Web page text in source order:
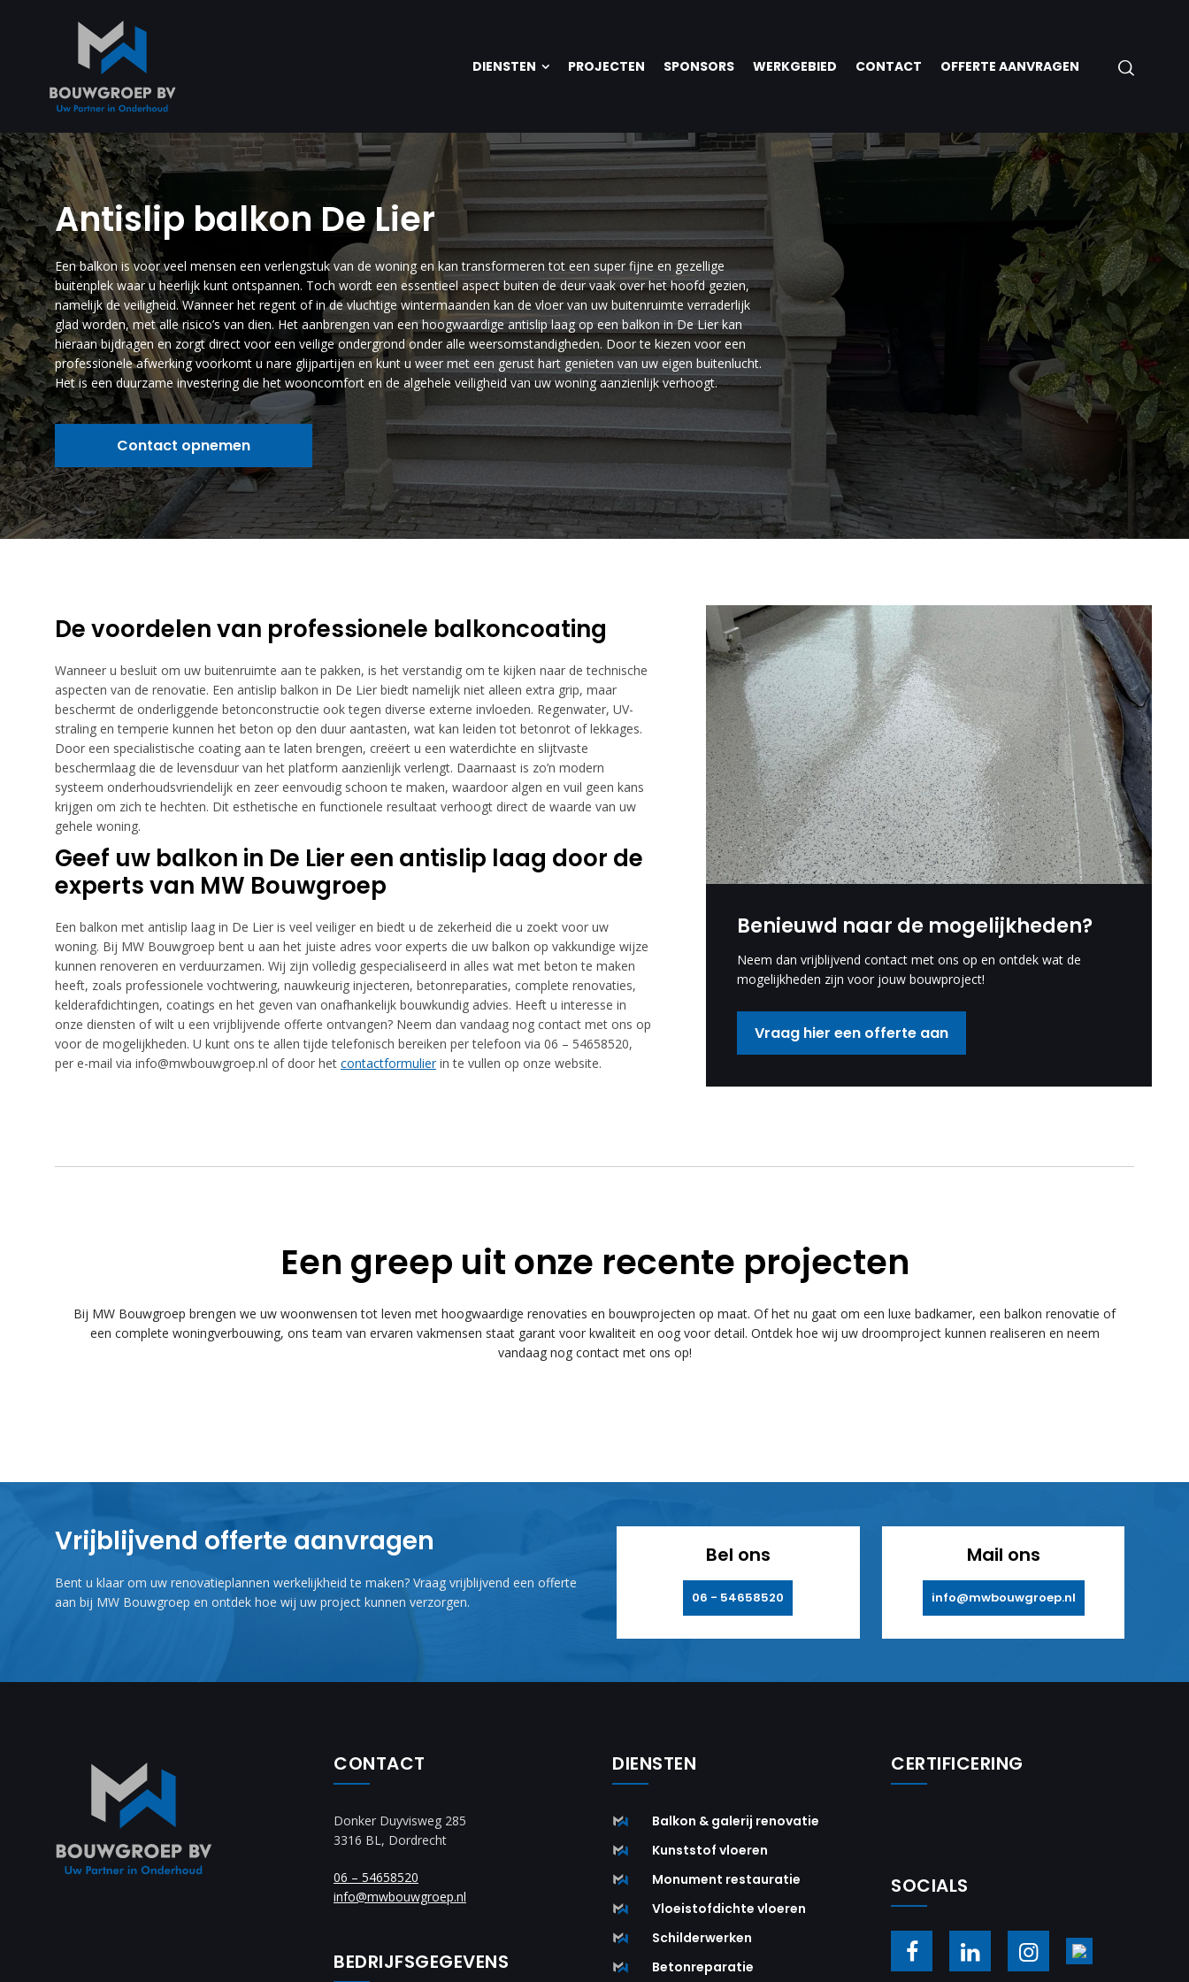
DIENSTEN PROJECTEN SPONSORS WERKGEBIED CONTACT OFFERTE AANVRAGEN
Antislip balkon De Lier
Een balkon is voor veel mensen een verlengstuk van de woning en kan transformeren tot een super fijne en gezellige
buitenplek waar u heerlijk kunt ontspannen. Toch wordt een essentieel aspect buiten de deur vaak over het hoofd gezien,
namelijk de veiligheid. Wanneer het regent of in de vluchtige wintermaanden kan de vloer van uw buitenruimte verraderlijk
glad worden, met alle risico’s van dien. Het aanbrengen van een hoogwaardige antislip laag op een balkon in De Lier kan
hieraan bijdragen en zorgt direct voor een veilige ondergrond onder alle weersomstandigheden. Door te kiezen voor een
professionele afwerking voorkomt u nare glijpartijen en kunt u weer met een gerust hart genieten van uw eigen buitenlucht.
Het is een duurzame investering die het wooncomfort en de algehele veiligheid van uw woning aanzienlijk verhoogt.
Contact opnemen
De voordelen van professionele balkoncoating
Wanneer u besluit om uw buitenruimte aan te pakken, is het verstandig om te kijken naar de technische
aspecten van de renovatie. Een antislip balkon in De Lier biedt namelijk niet alleen extra grip, maar
beschermt de onderliggende betonconstructie ook tegen diverse externe invloeden. Regenwater, UV-
straling en temperie kunnen het beton op den duur aantasten, wat kan leiden tot betonrot of lekkages.
Door een specialistische coating aan te laten brengen, creëert u een waterdichte en slijtvaste
beschermlaag die de levensduur van het platform aanzienlijk verlengt. Daarnaast is zo’n modern
systeem onderhoudsvriendelijk en zeer eenvoudig schoon te maken, waardoor algen en vuil geen kans
krijgen om zich te hechten. Dit esthetische en functionele resultaat verhoogt direct de waarde van uw
gehele woning.
Geef uw balkon in De Lier een antislip laag door de
experts van MW Bouwgroep
Een balkon met antislip laag in De Lier is veel veiliger en biedt u de zekerheid die u zoekt voor uw
woning. Bij MW Bouwgroep bent u aan het juiste adres voor experts die uw balkon op vakkundige wijze
kunnen renoveren en verduurzamen. Wij zijn volledig gespecialiseerd in alles wat met beton te maken
heeft, zoals professionele vochtwering, nauwkeurig injecteren, betonreparaties, complete renovaties,
kelderafdichtingen, coatings en het geven van onafhankelijk bouwkundig advies. Heeft u interesse in
onze diensten of wilt u een vrijblijvende offerte ontvangen? Neem dan vandaag nog contact met ons op
voor de mogelijkheden. U kunt ons te allen tijde telefonisch bereiken per telefoon via 06 – 54658520,
per e-mail via info@mwbouwgroep.nl of door het contactformulierin te vullen op onze website.
Benieuwd naar de mogelijkheden?
Neem dan vrijblijvend contact met ons op en ontdek wat de
mogelijkheden zijn voor jouw bouwproject!
Vraag hier een offerte aan
Een greep uit onze recente projecten
Bij MW Bouwgroep brengen we uw woonwensen tot leven met hoogwaardige renovaties en bouwprojecten op maat. Of het nu gaat om een luxe badkamer, een balkon renovatie of
een complete woningverbouwing, ons team van ervaren vakmensen staat garant voor kwaliteit en oog voor detail. Ontdek hoe wij uw droomproject kunnen realiseren en neem
vandaag nog contact met ons op!
Vrijblijvend offerte aanvragen
Bent u klaar om uw renovatieplannen werkelijkheid te maken? Vraag vrijblijvend een offerte
aan bij MW Bouwgroep en ontdek hoe wij uw project kunnen verzorgen.
Bel ons
06 - 54658520
Mail ons
info@mwbouwgroep.nl
CONTACT
Donker Duyvisweg 285
3316 BL, Dordrecht
06 – 54658520
info@mwbouwgroep.nl
BEDRIJFSGEGEVENS
DIENSTEN
Balkon & galerij renovatie
Kunststof vloeren
Monument restauratie
Vloeistofdichte vloeren
Schilderwerken
Betonreparatie
CERTIFICERING
SOCIALS